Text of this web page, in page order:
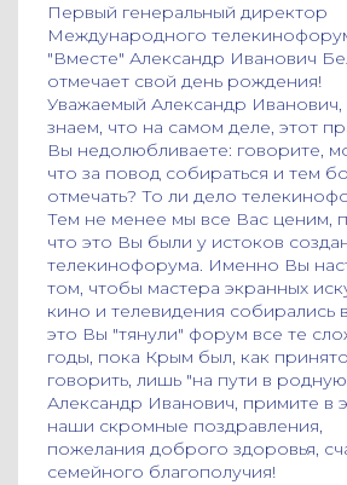
Первый генеральный директор
Международного
"Вместе" Александр Иванович
отмечает свой день рождения!
Уважаемый Александр Иванович,
знаем, что на самом деле, этот
Вы недолюбливаете: говорите,
что за повод собираться и тем
отмечать? То ли дело
Тем не менее мы все Вас ценим,
что это Вы были у истоков
телекинофорума. Именно Вы
том, чтобы мастера экранных
кино и телевидения собирались
это Вы "тянули" форум все те
годы, пока Крым был, как
говорить, лишь "на пути в родную
Александр Иванович, примите в
наши скромные поздравления,
пожелания доброго здоровья,
семейного благополучия!